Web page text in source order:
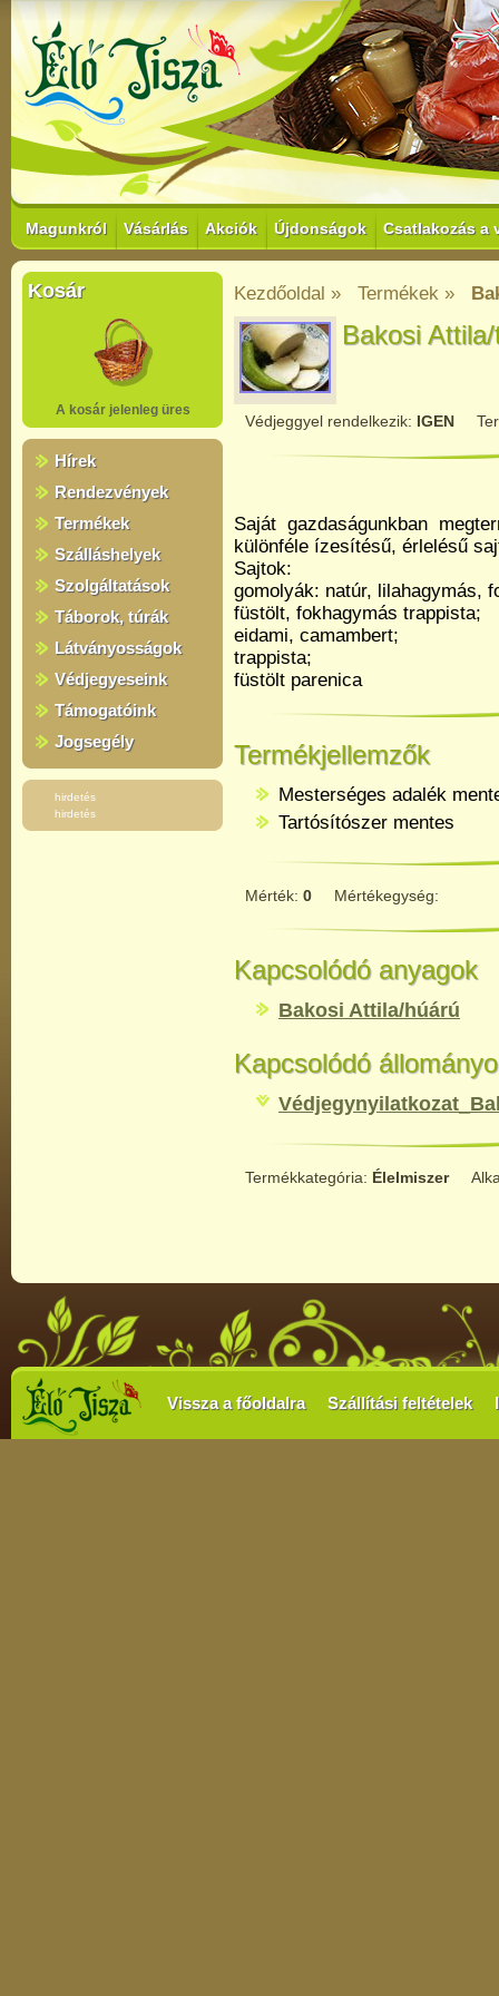
Magunkról Vásárlás Akciók Újdonságok Csatlakozás a
Kosár
A kosár jelenleg üres
Hírek
Rendezvények
Termékek
Szálláshelyek
Szolgáltatások
Táborok, túrák
Látványosságok
Védjegyeseink
Támogatóink
Jogsegély
hirdetés
hirdetés
Kezdőoldal » Termékek »
Bakosi
Védjeggyel rendelkezik: IGEN
Saját gazdaságunkban
különféle ízesítésű, érlelésű
Sajtok:
gomolyák: natúr, lilahagymás,
füstölt, fokhagymás trappista;
eidami, camambert;
trappista;
füstölt parenica
Termékjellemzők
Mesterséges adalék
Tartósítószer mentes
Mérték: 0 Mértékegység:
Kapcsolódó anyagok
Bakosi Attila/húárú
Kapcsolódó
Termékkategória: Élelmiszer
Vissza a főoldalra Szállítási feltételek